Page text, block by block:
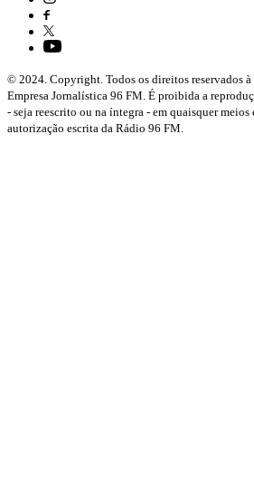
© 2024. Copyright. Todos os direitos reservados
Empresa Jornalística 96 FM. É proibida a
- seja reescrito ou na íntegra - em quaisquer
autorização escrita da Rádio 96 FM.